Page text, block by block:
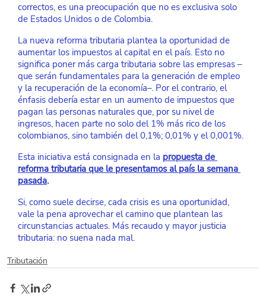
correctos, es una preocupación que no es exclusiva solo
de Estados Unidos o de Colombia.
La nueva reforma tributaria plantea la oportunidad de
aumentar los impuestos al capital en el país. Esto no
significa poner más carga tributaria sobre las empresas –
que serán fundamentales para la generación de empleo
y la recuperación de la economía–. Por el contrario, el
énfasis debería estar en un aumento de impuestos que
pagan las personas naturales que, por su nivel de
ingresos, hacen parte no solo del 1% más rico de los
colombianos, sino también del 0,1%; 0,01% y el 0,001%.
Esta iniciativa está consignada en la propuesta de
reforma tributaria que le presentamos al país la semana
pasada.
Si, como suele decirse, cada crisis es una oportunidad,
vale la pena aprovechar el camino que plantean las
circunstancias actuales. Más recaudo y mayor justicia
tributaria: no suena nada mal.
Tributación